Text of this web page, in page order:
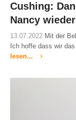
Cushing:
Nancy
13.07.2022 Mit der
Ich hoffe dass wir
lesen...